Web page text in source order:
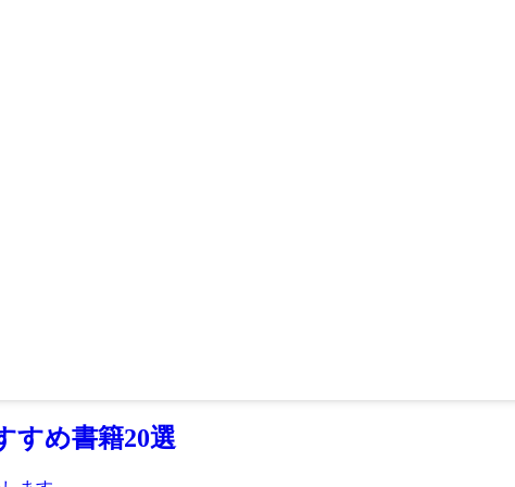
すめ書籍20選